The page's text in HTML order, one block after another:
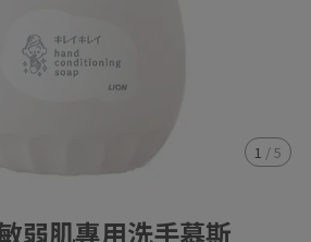
1 /5
弱肌專用洗手慕斯